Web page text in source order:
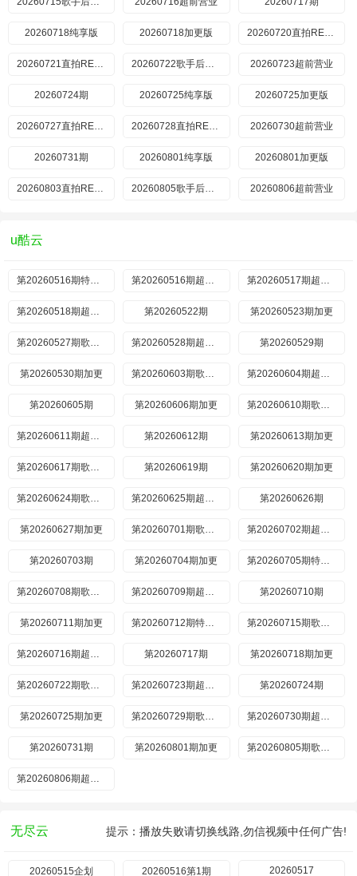
20260718纯享版 20260718加更版 20260720直拍REACTION
20260721直拍REACTION 20260722歌手后花园 20260723超前营业
20260724期 20260725纯享版 20260725加更版
20260727直拍REACTION 20260728直拍REACTION 20260730超前营业
20260731期 20260801纯享版 20260801加更版
20260803直拍REACTION 20260805歌手后花园 20260806超前营业
u酷云
第20260516期特别企划 第20260516期超前营业 第20260517期超前营业
第20260518期超前营业 第20260522期 第20260523期加更
第20260527期歌手后花园 第20260528期超前营业 第20260529期
第20260530期加更 第20260603期歌手后花园 第20260604期超前营业
第20260605期 第20260606期加更 第20260610期歌手后花园
第20260611期超前营业 第20260612期 第20260613期加更
第20260617期歌手后花园 第20260619期 第20260620期加更
第20260624期歌手后花园 第20260625期超前营业 第20260626期
第20260627期加更 第20260701期歌手后花园 第20260702期超前营业
第20260703期 第20260704期加更 第20260705期特别企划
第20260708期歌手后花园 第20260709期超前营业 第20260710期
第20260711期加更 第20260712期特别企划 第20260715期歌手后花园
第20260716期超前营业 第20260717期 第20260718期加更
第20260722期歌手后花园 第20260723期超前营业 第20260724期
第20260725期加更 第20260729期歌手后花园 第20260730期超前营业
第20260731期 第20260801期加更 第20260805期歌手后花园
第20260806期超前营业
无尽云 提示：播放失败请切换线路,勿信视频中任何广告!
20260515企划 20260516第1期 20260517